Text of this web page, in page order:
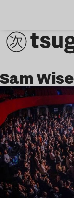
Sam Wise